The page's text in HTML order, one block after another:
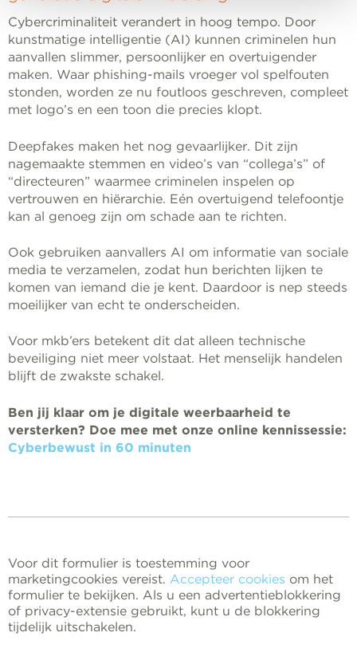
Cybercriminaliteit verandert in hoog tempo. Door
kunstmatige intelligentie (AI) kunnen criminelen hun
aanvallen slimmer, persoonlijker en overtuigender
maken. Waar phishing-mails vroeger vol spelfouten
stonden, worden ze nu foutloos geschreven, compleet
met logo’s en een toon die precies klopt.
Deepfakes maken het nog gevaarlijker. Dit zijn
nagemaakte stemmen en video’s van “collega’s” of
“directeuren” waarmee criminelen inspelen op
vertrouwen en hiërarchie. Eén overtuigend telefoontje
kan al genoeg zijn om schade aan te richten.
Ook gebruiken aanvallers AI om informatie van sociale
media te verzamelen, zodat hun berichten lijken te
komen van iemand die je kent. Daardoor is nep steeds
moeilijker van echt te onderscheiden.
Voor mkb’ers betekent dit dat alleen technische
beveiliging niet meer volstaat. Het menselijk handelen
blijft de zwakste schakel.
Ben jij klaar om je digitale weerbaarheid te
versterken? Doe mee met onze online kennissessie:
Cyberbewust in 60 minuten
Voor dit formulier is toestemming voor
marketingcookies vereist. Accepteer cookies om het
formulier te bekijken. Als u een advertentieblokkering
of privacy-extensie gebruikt, kunt u de blokkering
tijdelijk uitschakelen.